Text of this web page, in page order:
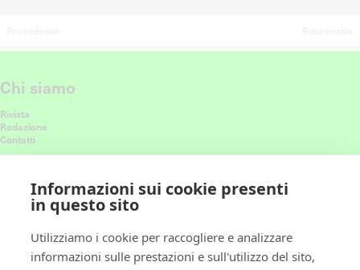
Chi siamo
Rivista
Redazione
Contatti
Connettiti con noi
Ricevi le nostre ultime storie nel feed
Informazioni sui cookie presenti
in questo sito
Utilizziamo i cookie per raccogliere e analizzare
informazioni sulle prestazioni e sull'utilizzo del sito,